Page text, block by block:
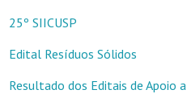
25º SIICUSP
Edital Resíduos Sólidos
Resultado dos Editais de Apoio a